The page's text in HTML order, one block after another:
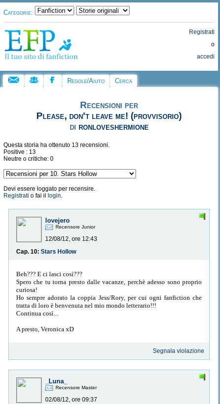
Categorie:
Registrati
o
accedi
Regole/Aiuto Cerca
Recensioni per
Please, don't leave me! (provvisorio)
di ronloveshermione
Questa storia ha ottenuto 13 recensioni.
Positive : 13
Neutre o critiche: 0
Devi essere loggato per recensire.
Registrati o fai il login.
lovejero
Recensore Junior
12/08/12, ore 12:43
Cap. 10: Stars Hollow
Beh??? E ci lasci così???
Spero che tu torna presto dalle vacanze, perchè adesso sono proprio
curiosa!
Ho sempre adorato la coppia Jess/Rory, per cui ogni fanfiction che
tratta di loro è benvenuta nel mio mondo letterario!!!
Continua così...
A presto, Veronica xD
Segnala violazione
_Luna_
Recensore Master
02/08/12, ore 09:37